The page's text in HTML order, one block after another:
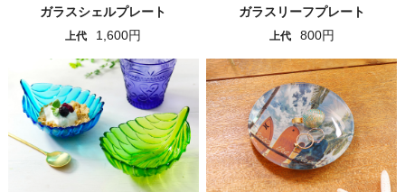
ガラスシェルプレート
上代 1,600円
ガラスリーフプレート
上代 800円